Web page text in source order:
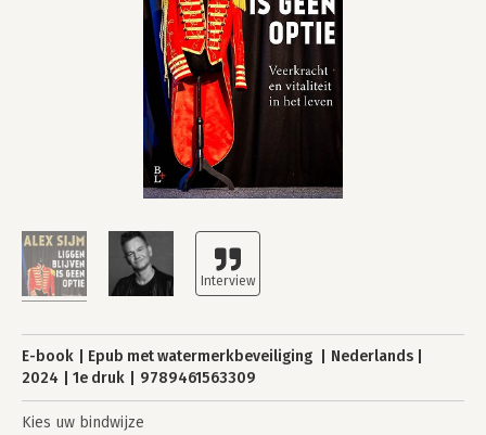
E-book Epub met watermerkbeveiliging
Nederlands
2024
1e druk 9789461563309
Kies uw bindwijze